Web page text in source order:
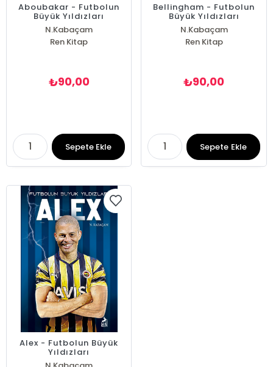
Aboubakar - Futbolun
Büyük Yıldızları
N.Kabaçam
Ren Kitap
₺90,00
Sepete Ekle
Bellingham - Futbolun
Büyük Yıldızları
N.Kabaçam
Ren Kitap
₺90,00
Sepete Ekle
Alex - Futbolun Büyük
Yıldızları